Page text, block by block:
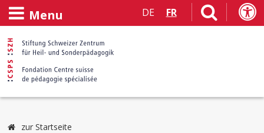
Menu DE FR
zur Startseite